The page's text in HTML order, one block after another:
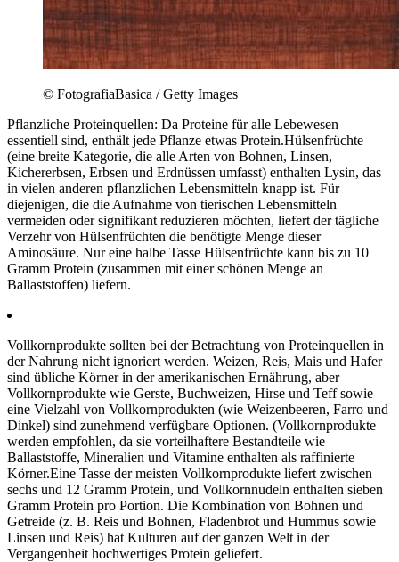
© FotografiaBasica / Getty Images
Pflanzliche Proteinquellen: Da Proteine für alle Lebewesen
essentiell sind, enthält jede Pflanze etwas Protein.Hülsenfrüchte
(eine breite Kategorie, die alle Arten von Bohnen, Linsen,
Kichererbsen, Erbsen und Erdnüssen umfasst) enthalten Lysin, das
in vielen anderen pflanzlichen Lebensmitteln knapp ist. Für
diejenigen, die die Aufnahme von tierischen Lebensmitteln
vermeiden oder signifikant reduzieren möchten, liefert der tägliche
Verzehr von Hülsenfrüchten die benötigte Menge dieser
Aminosäure. Nur eine halbe Tasse Hülsenfrüchte kann bis zu 10
Gramm Protein (zusammen mit einer schönen Menge an
Ballaststoffen) liefern.
Vollkornprodukte sollten bei der Betrachtung von Proteinquellen in
der Nahrung nicht ignoriert werden. Weizen, Reis, Mais und Hafer
sind übliche Körner in der amerikanischen Ernährung, aber
Vollkornprodukte wie Gerste, Buchweizen, Hirse und Teff sowie
eine Vielzahl von Vollkornprodukten (wie Weizenbeeren, Farro und
Dinkel) sind zunehmend verfügbare Optionen. (Vollkornprodukte
werden empfohlen, da sie vorteilhaftere Bestandteile wie
Ballaststoffe, Mineralien und Vitamine enthalten als raffinierte
Körner.Eine Tasse der meisten Vollkornprodukte liefert zwischen
sechs und 12 Gramm Protein, und Vollkornnudeln enthalten sieben
Gramm Protein pro Portion. Die Kombination von Bohnen und
Getreide (z. B. Reis und Bohnen, Fladenbrot und Hummus sowie
Linsen und Reis) hat Kulturen auf der ganzen Welt in der
Vergangenheit hochwertiges Protein geliefert.